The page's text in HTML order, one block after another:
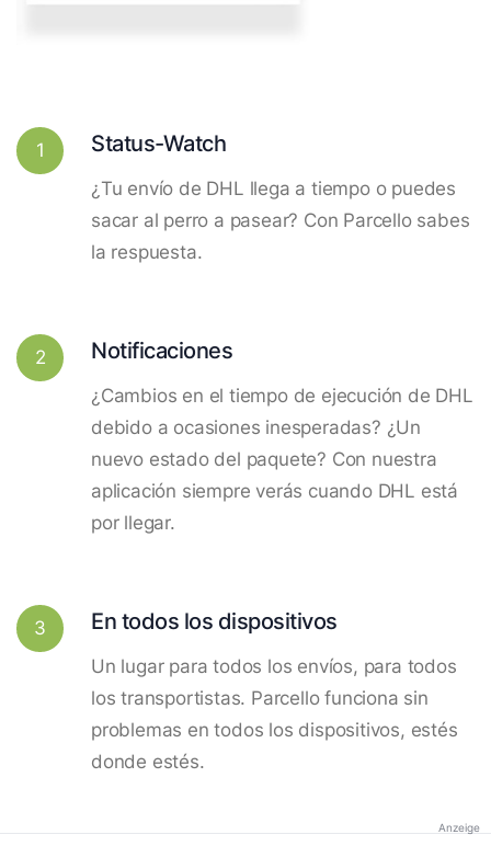
1 Status-Watch
¿Tu envío de DHL llega a tiempo o puedes
sacar al perro a pasear? Con Parcello sabes
la respuesta.
2 Notificaciones
¿Cambios en el tiempo de ejecución de DHL
debido a ocasiones inesperadas? ¿Un
nuevo estado del paquete? Con nuestra
aplicación siempre verás cuando DHL está
por llegar.
3 En todos los dispositivos
Un lugar para todos los envíos, para todos
los transportistas. Parcello funciona sin
problemas en todos los dispositivos, estés
donde estés.
Anzeige